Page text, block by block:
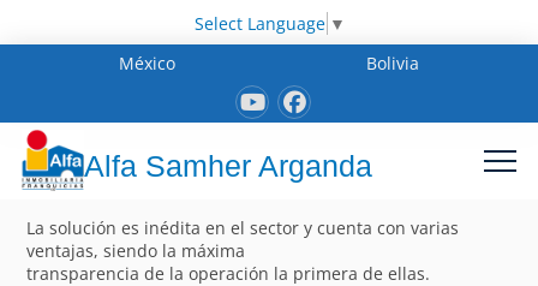
Select Language ▼
México
Bolivia
Alfa Samher Arganda
La solución es inédita en el sector y cuenta con varias
ventajas, siendo la máxima
transparencia de la operación la primera de ellas.